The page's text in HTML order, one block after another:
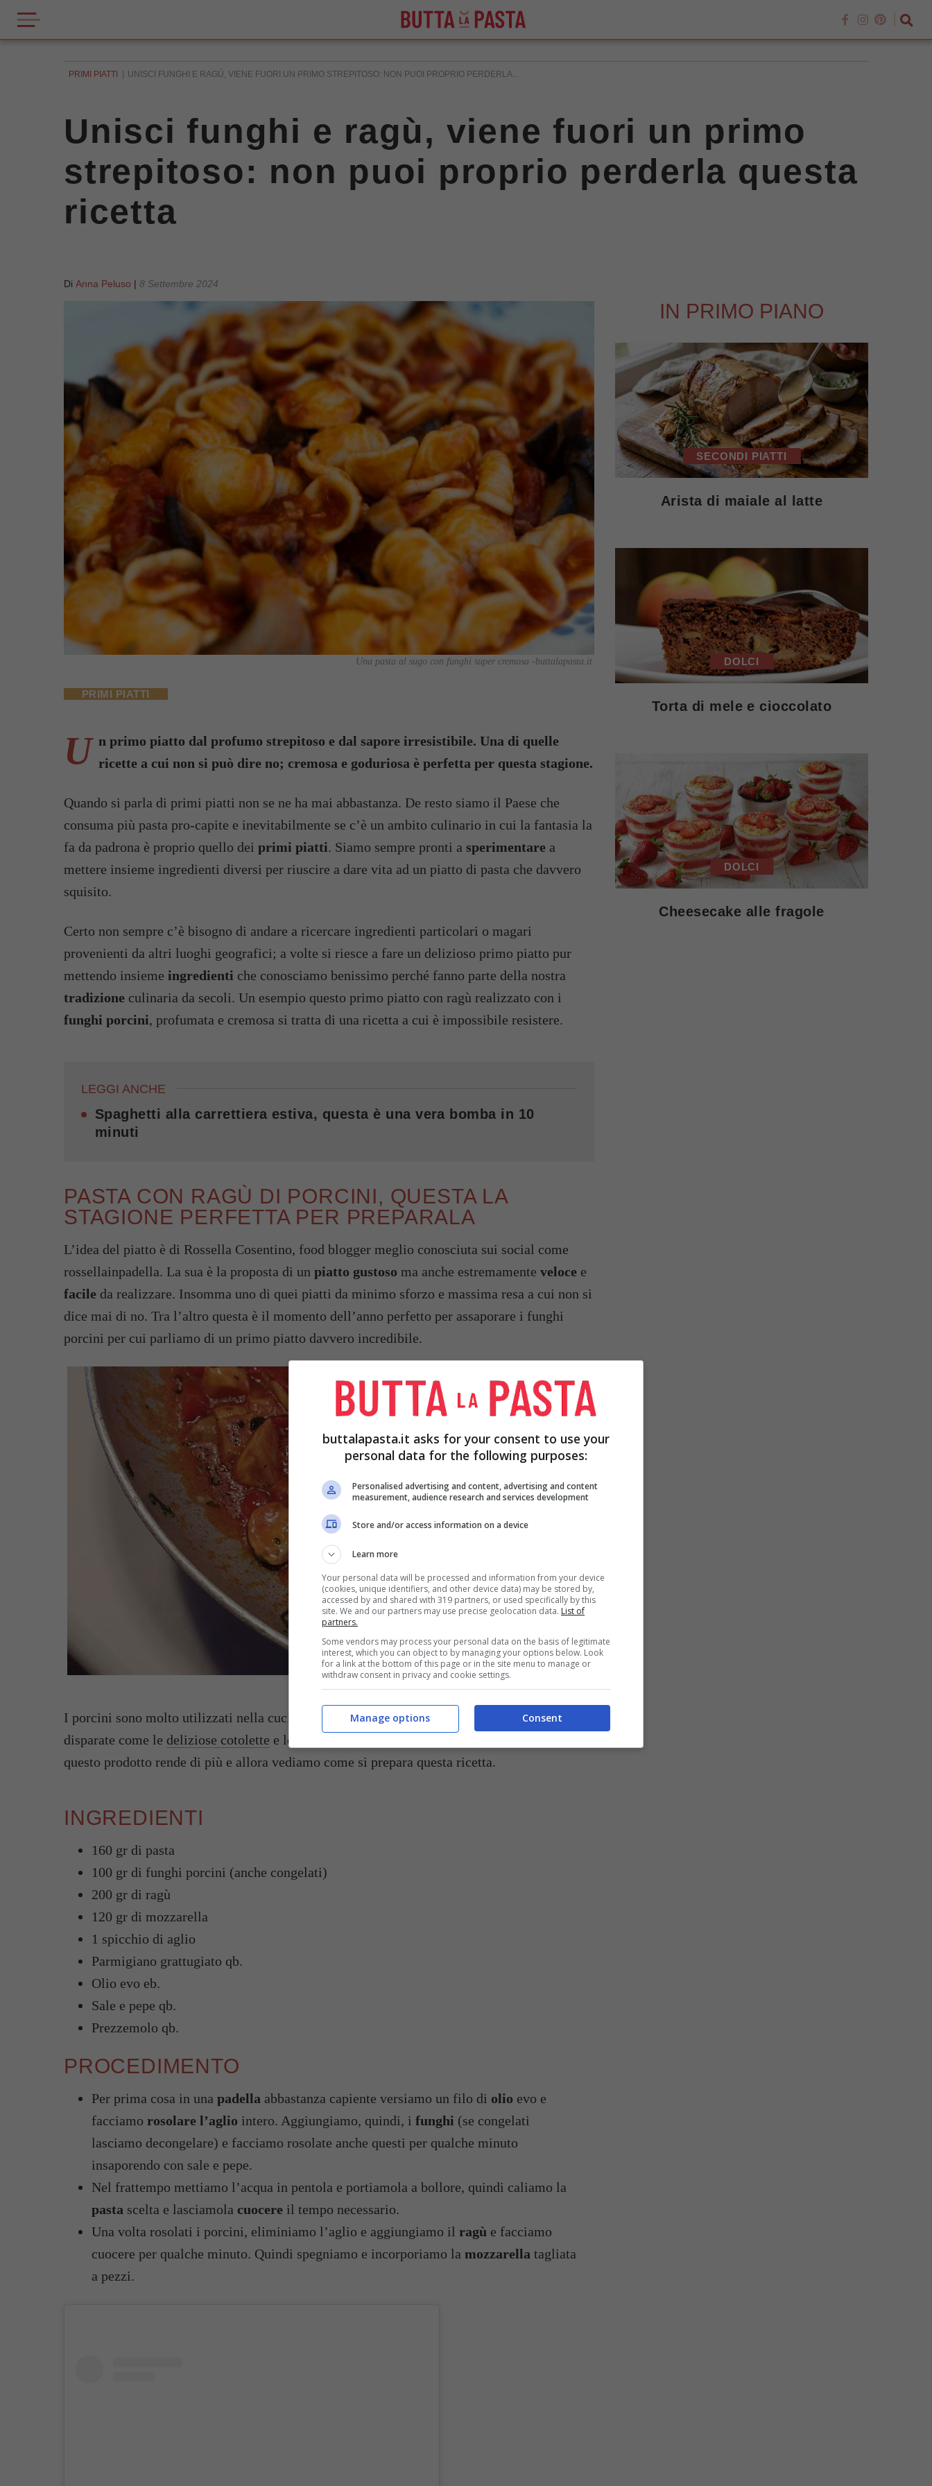
PRIMI PIATTI UNISCI FUNGHI E RAGÙ, VIENE FUORI UN PRIMO STREPITOSO: NON PUOI PROPRIO PERDERLA...
Unisci funghi e ragù, viene fuori un primo
strepitoso: non puoi proprio perderla questa
ricetta
Di Anna Peluso | 8 Settembre 2024
Una pasta al sugo con funghi super cremosa -buttalapasta.it
PRIMI PIATTI
U n primo piatto dal profumo strepitoso e dal sapore irresistibile. Una di quelle
ricette a cui non si può dire no; cremosa e goduriosa è perfetta per questa stagione.
Quando si parla di primi piatti non se ne ha mai abbastanza. De resto siamo il Paese che
consuma più pasta pro-capite e inevitabilmente se c’è un ambito culinario in cui la fantasia la
fa da padrona è proprio quello dei primi piatti. Siamo sempre pronti a sperimentare a
mettere insieme ingredienti diversi per riuscire a dare vita ad un piatto di pasta che davvero
squisito.
Certo non sempre c’è bisogno di andare a ricercare ingredienti particolari o magari
provenienti da altri luoghi geografici; a volte si riesce a fare un delizioso primo piatto pur
mettendo insieme ingredienti che conosciamo benissimo perché fanno parte della nostra
tradizione culinaria da secoli. Un esempio questo primo piatto con ragù realizzato con i
funghi porcini, profumata e cremosa si tratta di una ricetta a cui è impossibile resistere.
LEGGI ANCHE
Spaghetti alla carrettiera estiva, questa è una vera bomba in 10
minuti
PASTA CON RAGÙ DI PORCINI, QUESTA LA
STAGIONE PERFETTA PER PREPARALA
L’idea del piatto è di Rossella Cosentino, food blogger meglio conosciuta sui social come
rossellainpadella. La sua è la proposta di un piatto gustoso ma anche estremamente veloce e
facile da realizzare. Insomma uno di quei piatti da minimo sforzo e massima resa a cui non si
dice mai di no. Tra l’altro questa è il momento dell’anno perfetto per assaporare i funghi
porcini per cui parliamo di un primo piatto davvero incredibile.
Il sugo ai funghi -buttalpasta.it
I porcini sono molto utilizzati nella cucina nostrana e di ricette ce ne sono davvero tra le più
disparate come le deliziose cotolette e le
questo prodotto rende di più e allora vediamo come si prepara questa ricetta.
INGREDIENTI
160 gr di pasta
100 gr di funghi porcini (anche congelati)
200 gr di ragù
120 gr di mozzarella
1 spicchio di aglio
Parmigiano grattugiato qb.
Olio evo eb.
Sale e pepe qb.
Prezzemolo qb.
PROCEDIMENTO
Per prima cosa in una padella abbastanza capiente versiamo un filo di olio evo e
facciamo rosolare l’aglio intero. Aggiungiamo, quindi, i funghi (se congelati
lasciamo decongelare) e facciamo rosolate anche questi per qualche minuto
insaporendo con sale e pepe.
Nel frattempo mettiamo l’acqua in pentola e portiamola a bollore, quindi caliamo la
pasta scelta e lasciamola cuocere il tempo necessario.
Una volta rosolati i porcini, eliminiamo l’aglio e aggiungiamo il ragù e facciamo
cuocere per qualche minuto. Quindi spegniamo e incorporiamo la mozzarella tagliata
a pezzi.
IN PRIMO PIANO
SECONDI PIATTI
Arista di maiale al latte
DOLCI
Torta di mele e cioccolato
DOLCI
Cheesecake alle fragole
buttalapasta.it asks for your consent to use your
personal data for the following purposes:
Personalised advertising and content, advertising and content
measurement, audience research and services development
Store and/or access information on a device
Learn more
Your personal data will be processed and information from your device
(cookies, unique identifiers, and other device data) may be stored by,
accessed by and shared with 319 partners, or used specifically by this
site. We and our partners may use precise geolocation data. List of
partners.
Some vendors may process your personal data on the basis of legitimate
interest, which you can object to by managing your options below. Look
for a link at the bottom of this page or in the site menu to manage or
withdraw consent in privacy and cookie settings.
Consent
Manage options